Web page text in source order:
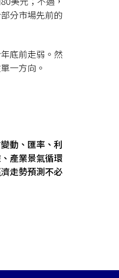
分市場先前的
底前走弱。然
一方向。
動、匯率、利
產業景氣循環
走勢預測不必